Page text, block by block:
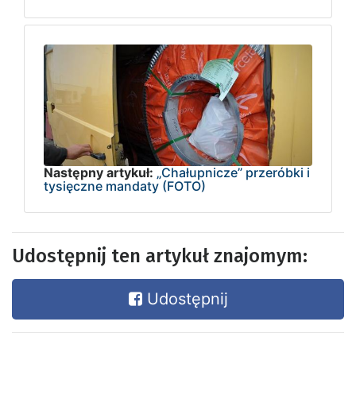
Następny artykuł: „Chałupnicze” przeróbki i
tysięczne mandaty (FOTO)
Udostępnij ten artykuł znajomym:
Udostępnij